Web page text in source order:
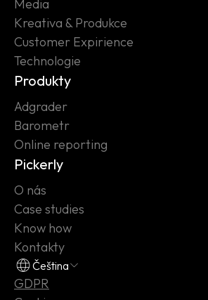
Media
Kreativa & Produkce
Customer Expirience
Technologie
Produkty
Adgrader
Barometr
Online reporting
Pickerly
O nás
Case studies
Know how
Kontakty
Čeština
GDPR